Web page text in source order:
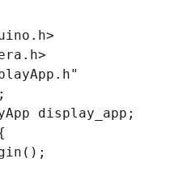
display_app;